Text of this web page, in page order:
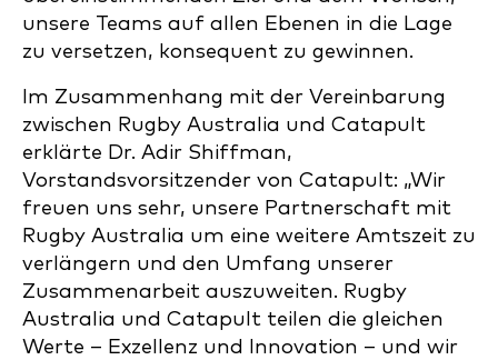
unsere Teams auf allen Ebenen in die Lage
zu versetzen, konsequent zu gewinnen.
Im Zusammenhang mit der Vereinbarung
zwischen Rugby Australia und Catapult
erklärte Dr. Adir Shiffman,
Vorstandsvorsitzender von Catapult: „Wir
freuen uns sehr, unsere Partnerschaft mit
Rugby Australia um eine weitere Amtszeit zu
verlängern und den Umfang unserer
Zusammenarbeit auszuweiten. Rugby
Australia und Catapult teilen die gleichen
Werte – Exzellenz und Innovation – und wir